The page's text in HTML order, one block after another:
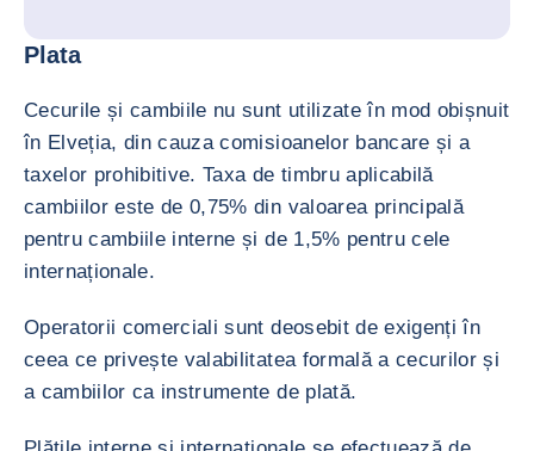
Plata
Cecurile și cambiile nu sunt utilizate în mod obișnuit
în Elveția, din cauza comisioanelor bancare și a
taxelor prohibitive. Taxa de timbru aplicabilă
cambiilor este de 0,75% din valoarea principală
pentru cambiile interne și de 1,5% pentru cele
internaționale.
Operatorii comerciali sunt deosebit de exigenți în
ceea ce privește valabilitatea formală a cecurilor și
a cambiilor ca instrumente de plată.